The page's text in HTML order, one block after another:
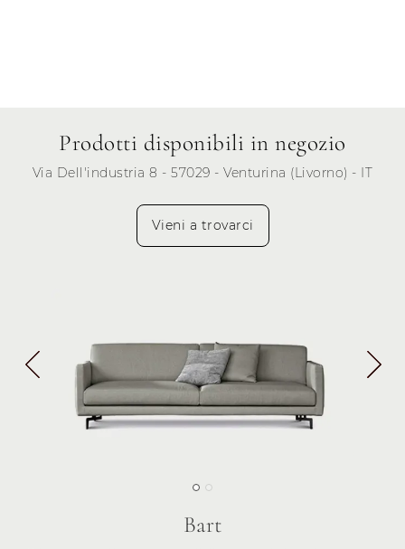
Prodotti disponibili in negozio
Via Dell'industria 8 - 57029 - Venturina (Livorno) - IT
Vieni a trovarci
Bart